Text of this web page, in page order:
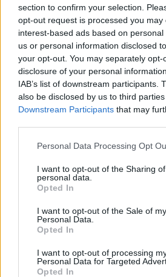
section to confirm your selection.
opt-out request is processed you may
interest-based ads based on
us or personal information disclosed
your opt-out. You may separately
disclosure of your personal
IAB’s list of downstream participants.
also be disclosed by us to third
Downstream Participants that may
Personal Data Processing Opt
I want to opt-out of the Sharing
personal data.
Opted In
I want to opt-out of the Sale of my
Personal Data.
Opted In
I want to opt-out of processing
Personal Data for Targeted
Opted In
αυξηθεί το πλήθος των
εμπορικής αξίας, τα
πλειστηριασμό, τα οποία
μικρού επενδυτικού
δύσκολα μεταβιβάσιμα.
Διαβάστε επίσης:
-Δεύτερη Ευκαιρία: Το
διαχείρισης και
συζήτησαν Σταϊκούρας και
-Servicers: Γιατί θα πάρουν
πλειστηριασμών και
Τάσος Πανούσης:
πλειστηριασμούς προτείνουν οι
Δεύτερη Ευκαιρία